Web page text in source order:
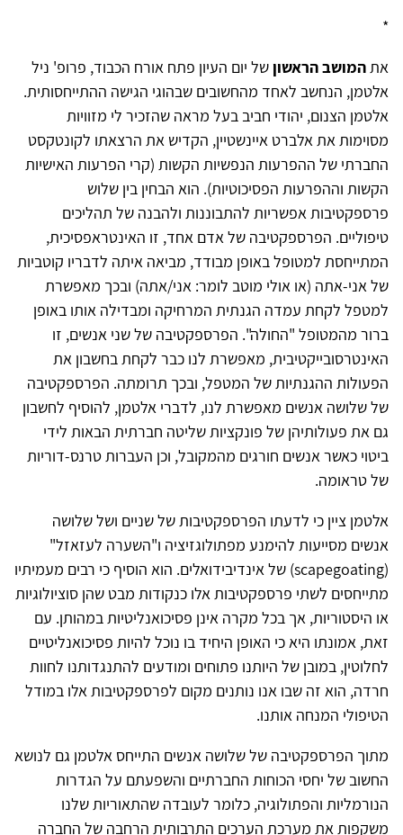
*
את המושב הראשון של יום העיון פתח אורח הכבוד, פרופ' ניל
אלטמן, הנחשב לאחד מהחשובים שבהוגי הגישה ההתייחסותית.
אלטמן הצנום, יהודי חביב בעל מראה שהזכיר לי מזוויות
מסוימות את אלברט איינשטיין, הקדיש את הרצאתו לקונטקסט
החברתי של ההפרעות הנפשיות הקשות (קרי הפרעות האישיות
הקשות וההפרעות הפסיכוטיות). הוא הבחין בין שלוש
פרספקטיבות אפשריות להתבוננות ולהבנה של תהליכים
טיפוליים. הפרספקטיבה של אדם אחד, זו האינטראפסיכית,
המתייחסת למטופל באופן מבודד, מביאה איתה לדבריו קוטביות
של אני-אתה (או אולי מוטב לומר: אני/אתה) ובכך מאפשרת
למטפל לקחת עמדה הגנתית המרחיקה ומבדילה אותו באופן
ברור מהמטופל "החולה". הפרספקטיבה של שני אנשים, זו
האינטרסובייקטיבית, מאפשרת לנו כבר לקחת בחשבון את
הפעולות ההגנתיות של המטפל, ובכך תרומתה. הפרספקטיבה
של שלושה אנשים מאפשרת לנו, לדברי אלטמן, להוסיף לחשבון
גם את פעולותיהן של פונקציות שליטה חברתית הבאות לידי
ביטוי כאשר אנשים חורגים מהמקובל, וכן העברות טרנס-דוריות
של טראומה.
אלטמן ציין כי לדעתו הפרספקטיבות של שניים ושל שלושה
אנשים מסייעות להימנע מפתולוגזיציה ו"השערה לעזאזל"
(scapegoating) של אינדיבידואלים. הוא הוסיף כי רבים מעמיתיו
מתייחסים לשתי פרספקטיבות אלו כנקודות מבט שהן סוציולוגיות
או היסטוריות, אך בכל מקרה אינן פסיכואנליטיות במהותן. עם
זאת, אמונתו היא כי האופן היחיד בו נוכל להיות פסיכואנליטיים
לחלוטין, במובן של היותנו פתוחים ומודעים להתנגדותנו לחוות
חרדה, הוא זה שבו אנו נותנים מקום לפרספקטיבות אלו במודל
הטיפולי המנחה אותנו.
מתוך הפרספקטיבה של שלושה אנשים התייחס אלטמן גם לנושא
החשוב של יחסי הכוחות החברתיים והשפעתם על הגדרות
הנורמליות והפתולוגיה, כלומר לעובדה שהתאוריות שלנו
משקפות את מערכת הערכים התרבותית הרחבה של החברה